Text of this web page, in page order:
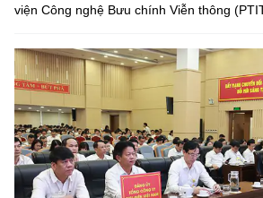
viện Công nghệ Bưu chính Viễn thông